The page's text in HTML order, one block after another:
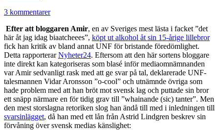
3 kommentarer
Efter att bloggaren Amir, en av Sveriges mest lästa i facket ”det
här åt jag idag biaatcheees”, köpt ut alkohol åt sin 15-årige lillebror
fick han kritik av bland annat UNF för bristande föredömlighet.
Detta rapporterarNyheter24. Eftersom att den här sortens bloggare
inte direkt kan kategoriseras som blasé inför mediaomnämnanden
var Amir sedvanligt rask med att ge svar på tal, deklarerade UNF-
talesmannen Vidar Aronsson ”o-cool” och utnämnde övriga som
hade problem med att han bröt mot svensk lag och puttade sin bror
ett snäpp närmare en för tidig grav till ”whainande (sic) tanter”. Men
den mest storslagna retoriken slog han ändå till med i inledningen till
svarsinlägget, då han med ett lån från Astrid Lindgren beskrev sin
förvåning över svensk medias känslighet: